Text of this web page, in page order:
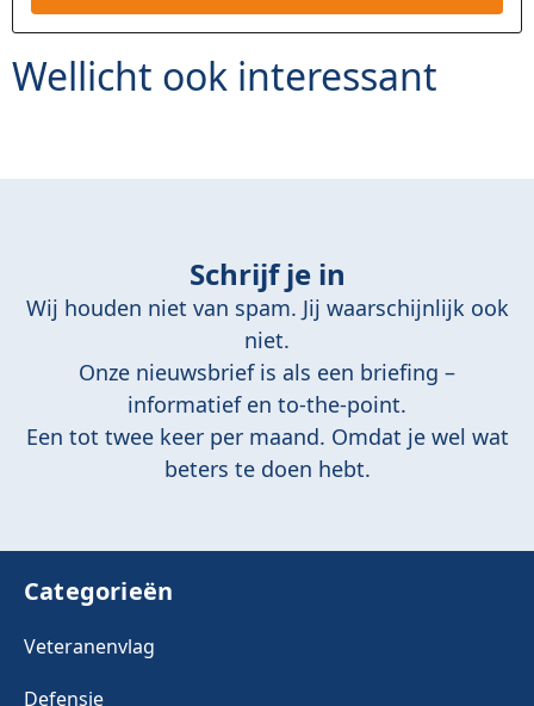
en
Wellicht ook interessant
Schrijf je in
Wij houden niet van spam. Jij waarschijnlijk ook
niet.
Onze nieuwsbrief is als een briefing –
informatief en to-the-point.
Een tot twee keer per maand. Omdat je wel wat
beters te doen hebt.
Categorieën
Veteranenvlag
Defensie